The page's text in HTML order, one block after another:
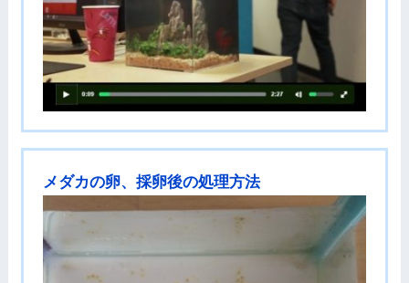
メダカの卵、採卵後の処理方法